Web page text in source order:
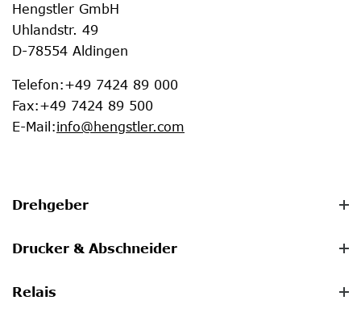
Hengstler GmbH
Uhlandstr. 49
D-78554 Aldingen
Telefon:+49 7424 89 000
Fax:+49 7424 89 500
E-Mail :info@hengstler.com
Drehgeber
Drucker & Abschneider
Relais